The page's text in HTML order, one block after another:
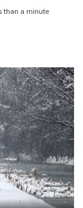
than a minute